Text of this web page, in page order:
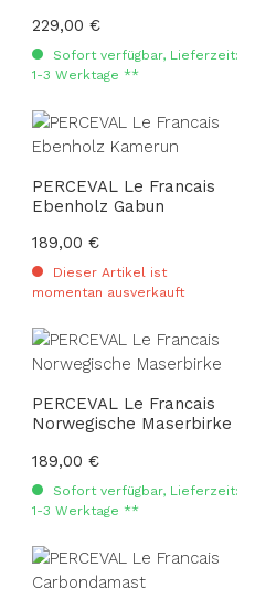
Regulärer Preis:
229,00 €
Sofort verfügbar, Lieferzeit:
1-3 Werktage **
PERCEVAL Le Francais
Ebenholz Gabun
Regulärer Preis:
189,00 €
Dieser Artikel ist
momentan ausverkauft
PERCEVAL Le Francais
Norwegische Maserbirke
Regulärer Preis:
189,00 €
Sofort verfügbar, Lieferzeit:
1-3 Werktage **